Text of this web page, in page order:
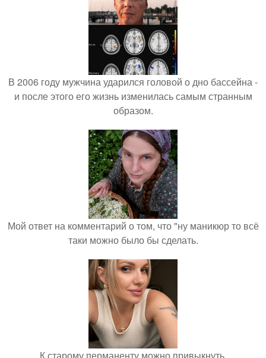
В 2006 году мужчина ударился головой о дно бассейна -
и после этого его жизнь изменилась самым странным
образом.
Мой ответ на комментарий о том, что "ну маникюр то всё
таки можно было бы сделать.
К старому перманенту можно привыкнуть.